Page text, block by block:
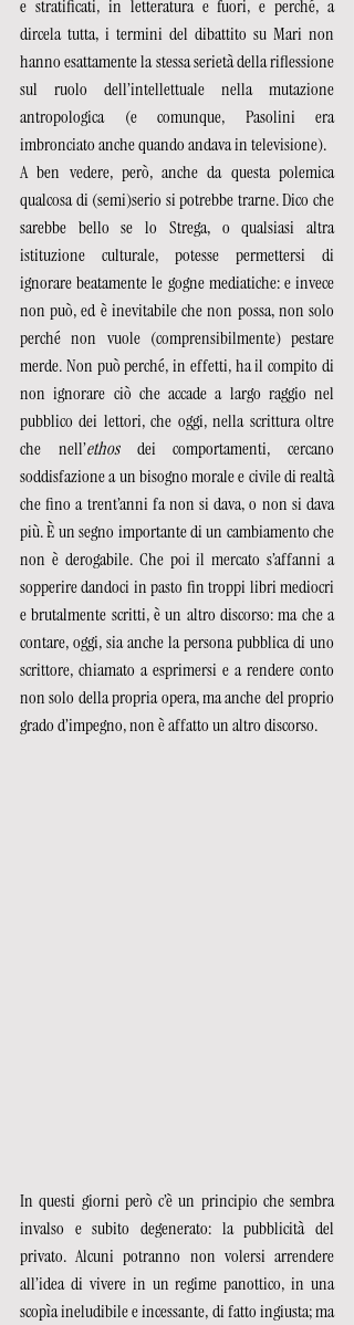
e stratificati, in letteratura e fuori, e perché, a
dircela tutta, i termini del dibattito su Mari non
hanno esattamente la stessa serietà della riflessione
sul ruolo dell’intellettuale nella mutazione
antropologica (e comunque, Pasolini era
imbronciato anche quando andava in televisione).
A ben vedere, però, anche da questa polemica
qualcosa di (semi)serio si potrebbe trarne. Dico che
sarebbe bello se lo Strega, o qualsiasi altra
istituzione culturale, potesse permettersi di
ignorare beatamente le gogne mediatiche: e invece
non può, ed è inevitabile che non possa, non solo
perché non vuole (comprensibilmente) pestare
merde. Non può perché, in effetti, ha il compito di
non ignorare ciò che accade a largo raggio nel
pubblico dei lettori, che oggi, nella scrittura oltre
che nell’ethos dei comportamenti, cercano
soddisfazione a un bisogno morale e civile di realtà
che fino a trent’anni fa non si dava, o non si dava
più. È un segno importante di un cambiamento che
non è derogabile. Che poi il mercato s’affanni a
sopperire dandoci in pasto fin troppi libri mediocri
e brutalmente scritti, è un altro discorso: ma che a
contare, oggi, sia anche la persona pubblica di uno
scrittore, chiamato a esprimersi e a rendere conto
non solo della propria opera, ma anche del proprio
grado d’impegno, non è affatto un altro discorso.
In questi giorni però c’è un principio che sembra
invalso e subito degenerato: la pubblicità del
privato. Alcuni potranno non volersi arrendere
all’idea di vivere in un regime panottico, in una
scopìa ineludibile e incessante, di fatto ingiusta; ma